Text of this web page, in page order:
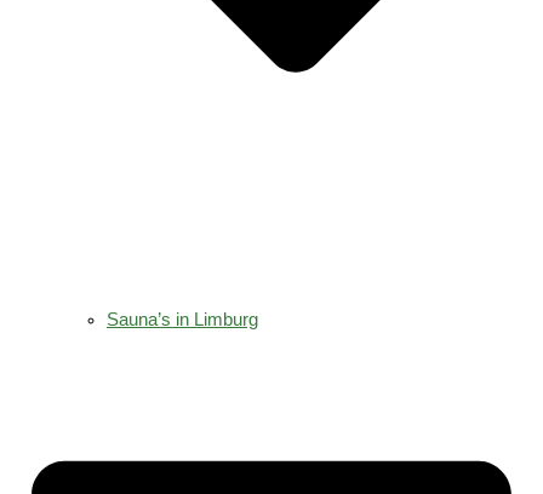
Sauna’s in Limburg